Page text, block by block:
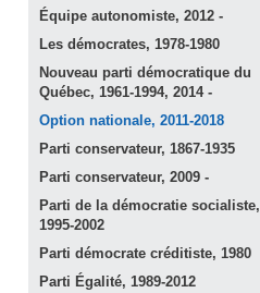
Équipe autonomiste, 2012 -
Les démocrates, 1978-1980
Nouveau parti démocratique du
Québec, 1961-1994, 2014 -
Option nationale, 2011-2018
Parti conservateur, 1867-1935
Parti conservateur, 2009 -
Parti de la démocratie socialiste,
1995-2002
Parti démocrate créditiste, 1980
Parti Égalité, 1989-2012